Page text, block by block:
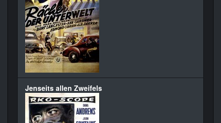
Jenseits allen Zweifels